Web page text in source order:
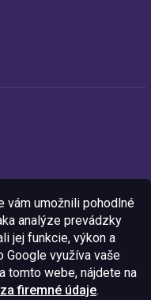
vám umožnili pohodlné
analýze prevádzky
jej funkcie, výkon a
Google využíva vaše
tomto webe, nájdete na
firemné údaje.
bezpečne a bez obáv.
HTTPS sú vaše citlivé